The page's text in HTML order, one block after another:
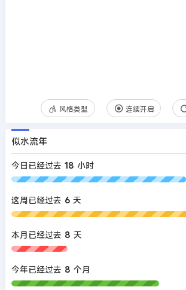
风格类型 连续开启
似水流年
今日已经过去 18 小时
这周已经过去 6 天
本月已经过去 8 天
今年已经过去 8 个月